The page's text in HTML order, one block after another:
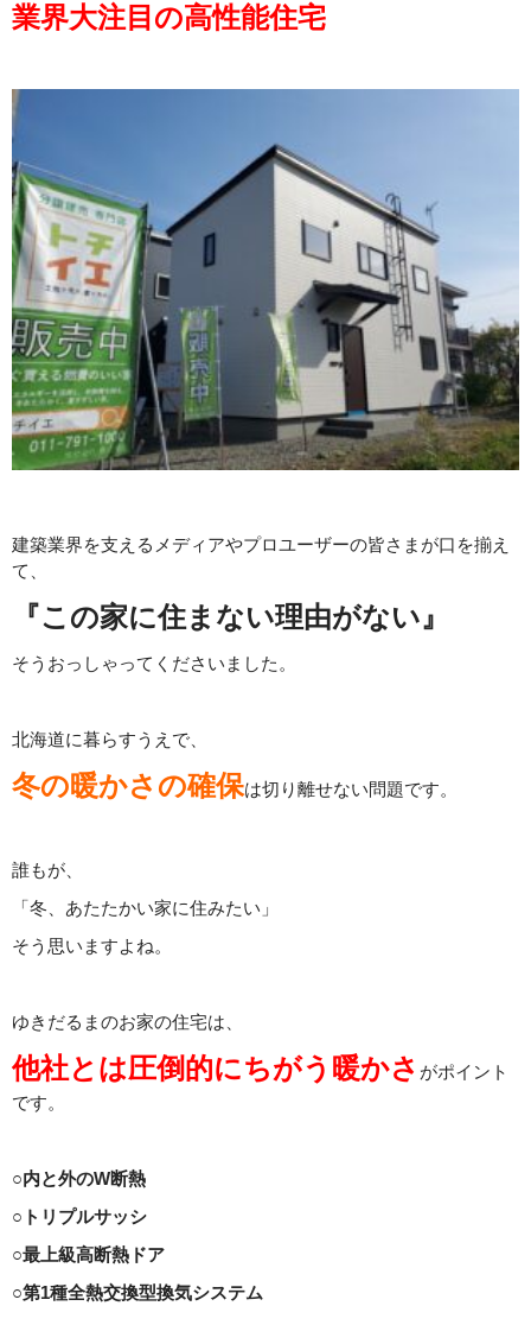
業界大注目の高性能住宅
建築業界を支えるメディアやプロユーザーの皆さまが口を揃え
て、
『この家に住まない理由がない』
そうおっしゃってくださいました。
北海道に暮らすうえで、
冬の暖かさの確保は切り離せない問題です。
誰もが、
「冬、あたたかい家に住みたい」
そう思いますよね。
ゆきだるまのお家の住宅は、
他社とは圧倒的にちがう暖かさ がポイント
です。
○内と外のW断熱
○トリプルサッシ
○最上級高断熱ドア
○第1種全熱交換型換気システム